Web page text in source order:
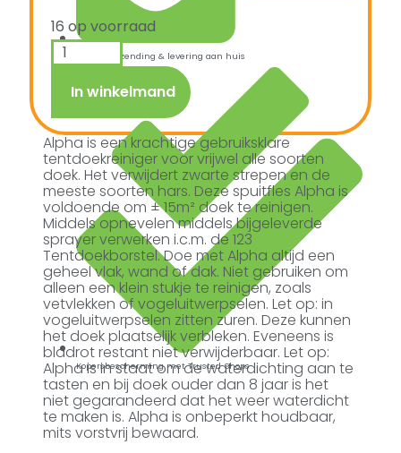
Snelle verzending & levering aan huis
Kopersbescherming met Trusted Shops
16 op voorraad
In winkelmand
Alpha is een krachtige gebruiksklare
tentdoekreiniger voor vrijwel alle soorten
doek. Het verwijdert zwarte strepen en de
meeste soorten hars. Deze spuitfles Alpha is
voldoende om ± 15m² doek te reinigen.
Middels opnevelen middels bijgeleverde
sprayer verwerken i.c.m. de 123
Tentdoekborstel. Doe met Alpha altijd een
geheel vlak, wand of dak. Niet gebruiken om
alleen een klein stukje te reinigen, zoals
vetvlekken of vogeluitwerpselen. Let op: in
vogeluitwerpselen zitten zuren. Deze kunnen
het doek plaatselijk verbleken. Eveneens is
bladrot restant niet verwijderbaar. Let op:
Alpha is in staat om de waterdichting aan te
tasten en bij doek ouder dan 8 jaar is het
niet gegarandeerd dat het weer waterdicht
te maken is. Alpha is onbeperkt houdbaar,
mits vorstvrij bewaard.